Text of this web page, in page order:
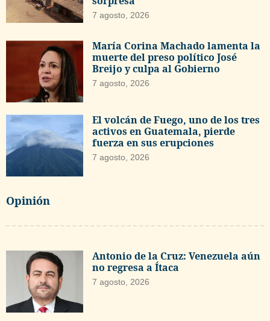
7 agosto, 2026
María Corina Machado lamenta la
muerte del preso político José
Breijo y culpa al Gobierno
7 agosto, 2026
El volcán de Fuego, uno de los tres
activos en Guatemala, pierde
fuerza en sus erupciones
7 agosto, 2026
Opinión
Antonio de la Cruz: Venezuela aún
no regresa a Ítaca
7 agosto, 2026